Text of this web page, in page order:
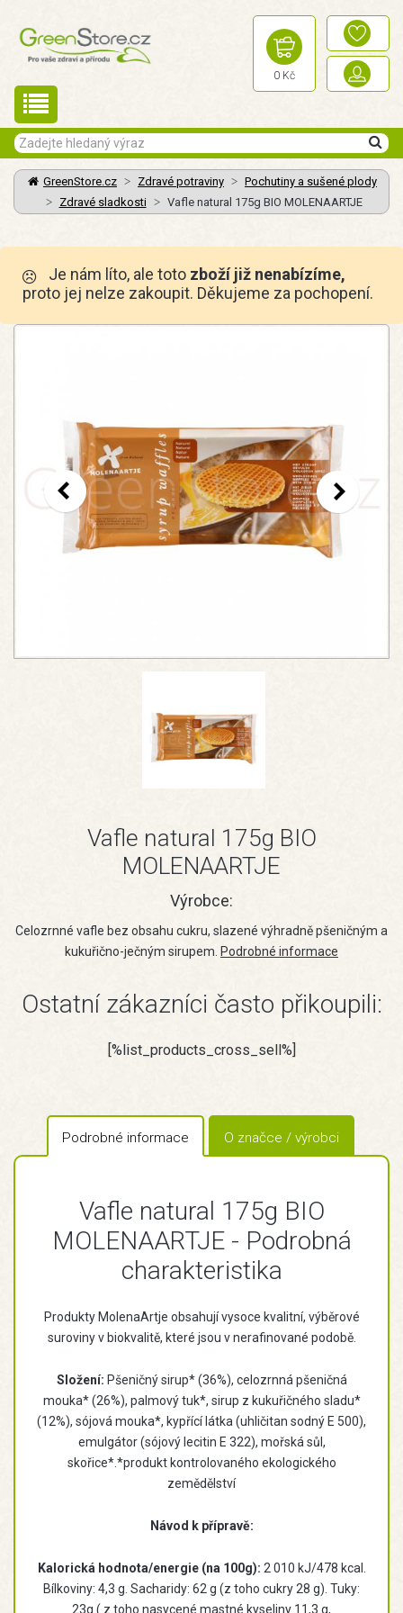
0 Kč
GreenStore.cz Zdravé potraviny
Pochutiny a sušené plody
Zdravé sladkosti
Vafle natural 175g BIO MOLENAARTJE
Je nám líto, ale toto zboží již nenabízíme,
proto jej nelze zakoupit. Děkujeme za pochopení.
Vafle natural 175g BIO
MOLENAARTJE
Výrobce:
Celozrnné vafle bez obsahu cukru, slazené výhradně pšeničným a
kukuřično-ječným sirupem. Podrobné informace
Ostatní zákazníci často přikoupili:
[%list_products_cross_sell%]
Podrobné informace O značce / výrobci
Vafle natural 175g BIO
MOLENAARTJE - Podrobná
charakteristika
Produkty MolenaArtje obsahují vysoce kvalitní, výběrové
suroviny v biokvalitě, které jsou v nerafinované podobě.
Složení: Pšeničný sirup* (36%), celozrnná pšeničná
mouka* (26%), palmový tuk*, sirup z kukuřičného sladu*
(12%), sójová mouka*, kypřící látka (uhličitan sodný E 500),
emulgátor (sójový lecitin E 322), mořská sůl,
skořice*.*produkt kontrolovaného ekologického
zemědělství
Návod k přípravě:
Kalorická hodnota/energie (na 100g): 2 010 kJ/478 kcal.
Bílkoviny: 4,3 g. Sacharidy: 62 g (z toho cukry 28 g). Tuky:
23g ( z toho nasycené mastné kyseliny 11,3 g,